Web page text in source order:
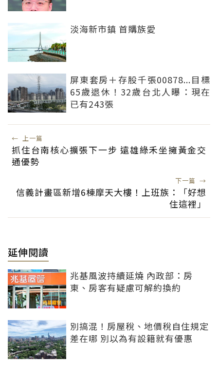
淡海新市鎮 首購族愛
屏東套房＋存股千張00878...目標
65歲退休！32歲台北人曝：現在
已有243張
← 上一篇
抓住台南核心擴張下一步 遠雄綠禾坐擁黃金交
通優勢
下一篇 →
信義計畫區新增6棟摩天大樓！上班族：「好想
住這裡」
延伸閱讀
兆基風波持續延燒 內政部：房
東、房客有疑慮可解約換約
別搞混！房屋稅、地價稅自住規定
差在哪 別以為有設籍就有優惠